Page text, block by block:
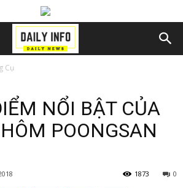
Cụ
NỔI BẬT CỦA
POONGSAN
0
1873